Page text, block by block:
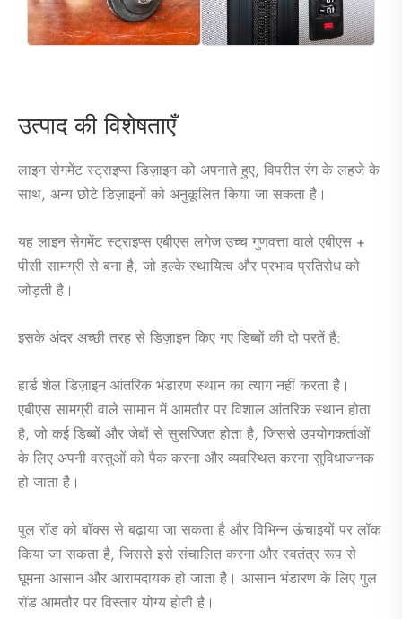
उत्पाद की विशेषताएँ
लाइन सेगमेंट स्ट्राइप्स डिज़ाइन को अपनाते हुए, विपरीत रंग के लहजे के
साथ, अन्य छोटे डिज़ाइनों को अनुकूलित किया जा सकता है।
यह लाइन सेगमेंट स्ट्राइप्स एबीएस लगेज उच्च गुणवत्ता वाले एबीएस +
पीसी सामग्री से बना है, जो हल्के स्थायित्व और प्रभाव प्रतिरोध को
जोड़ती है।
इसके अंदर अच्छी तरह से डिज़ाइन किए गए डिब्बों की दो परतें हैं:
हार्ड शेल डिज़ाइन आंतरिक भंडारण स्थान का त्याग नहीं करता है।
एबीएस सामग्री वाले सामान में आमतौर पर विशाल आंतरिक स्थान होता
है, जो कई डिब्बों और जेबों से सुसज्जित होता है, जिससे उपयोगकर्ताओं
के लिए अपनी वस्तुओं को पैक करना और व्यवस्थित करना सुविधाजनक
हो जाता है।
पुल रॉड को बॉक्स से बढ़ाया जा सकता है और विभिन्न ऊंचाइयों पर लॉक
किया जा सकता है, जिससे इसे संचालित करना और स्वतंत्र रूप से
घूमना आसान और आरामदायक हो जाता है। आसान भंडारण के लिए पुल
रॉड आमतौर पर विस्तार योग्य होती है।